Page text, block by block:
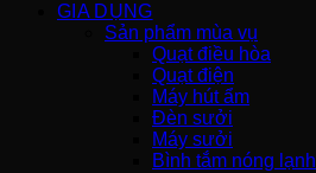
GIA DỤNG
Sản phẩm mùa vụ
Quạt điều hòa
Quạt điện
Máy hút ẩm
Đèn sưởi
Máy sưởi
Bình tắm nóng lạnh